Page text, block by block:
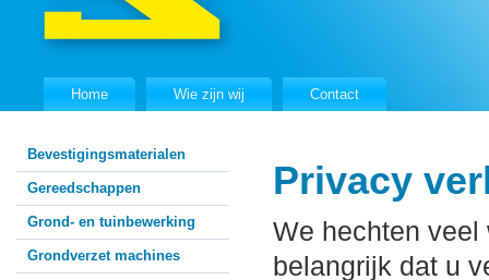
Home Wie zijn wij Contact
Bevestigingsmaterialen
Gereedschappen
Grond- en tuinbewerking
Grondverzet machines
Privacy
We hechten veel
belangrijk dat u